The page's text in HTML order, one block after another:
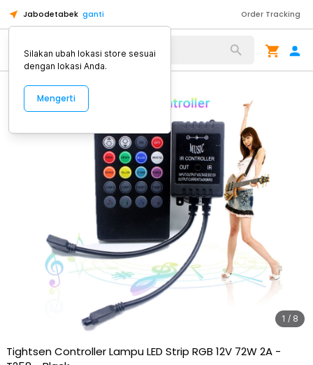
Jabodetabek ganti Order Tracking
Alat Kopi
1 / 8
Tightsen Controller Lampu LED Strip RGB 12V 72W 2A -
Silakan ubah lokasi store sesuai
dengan lokasi Anda.
Mengerti